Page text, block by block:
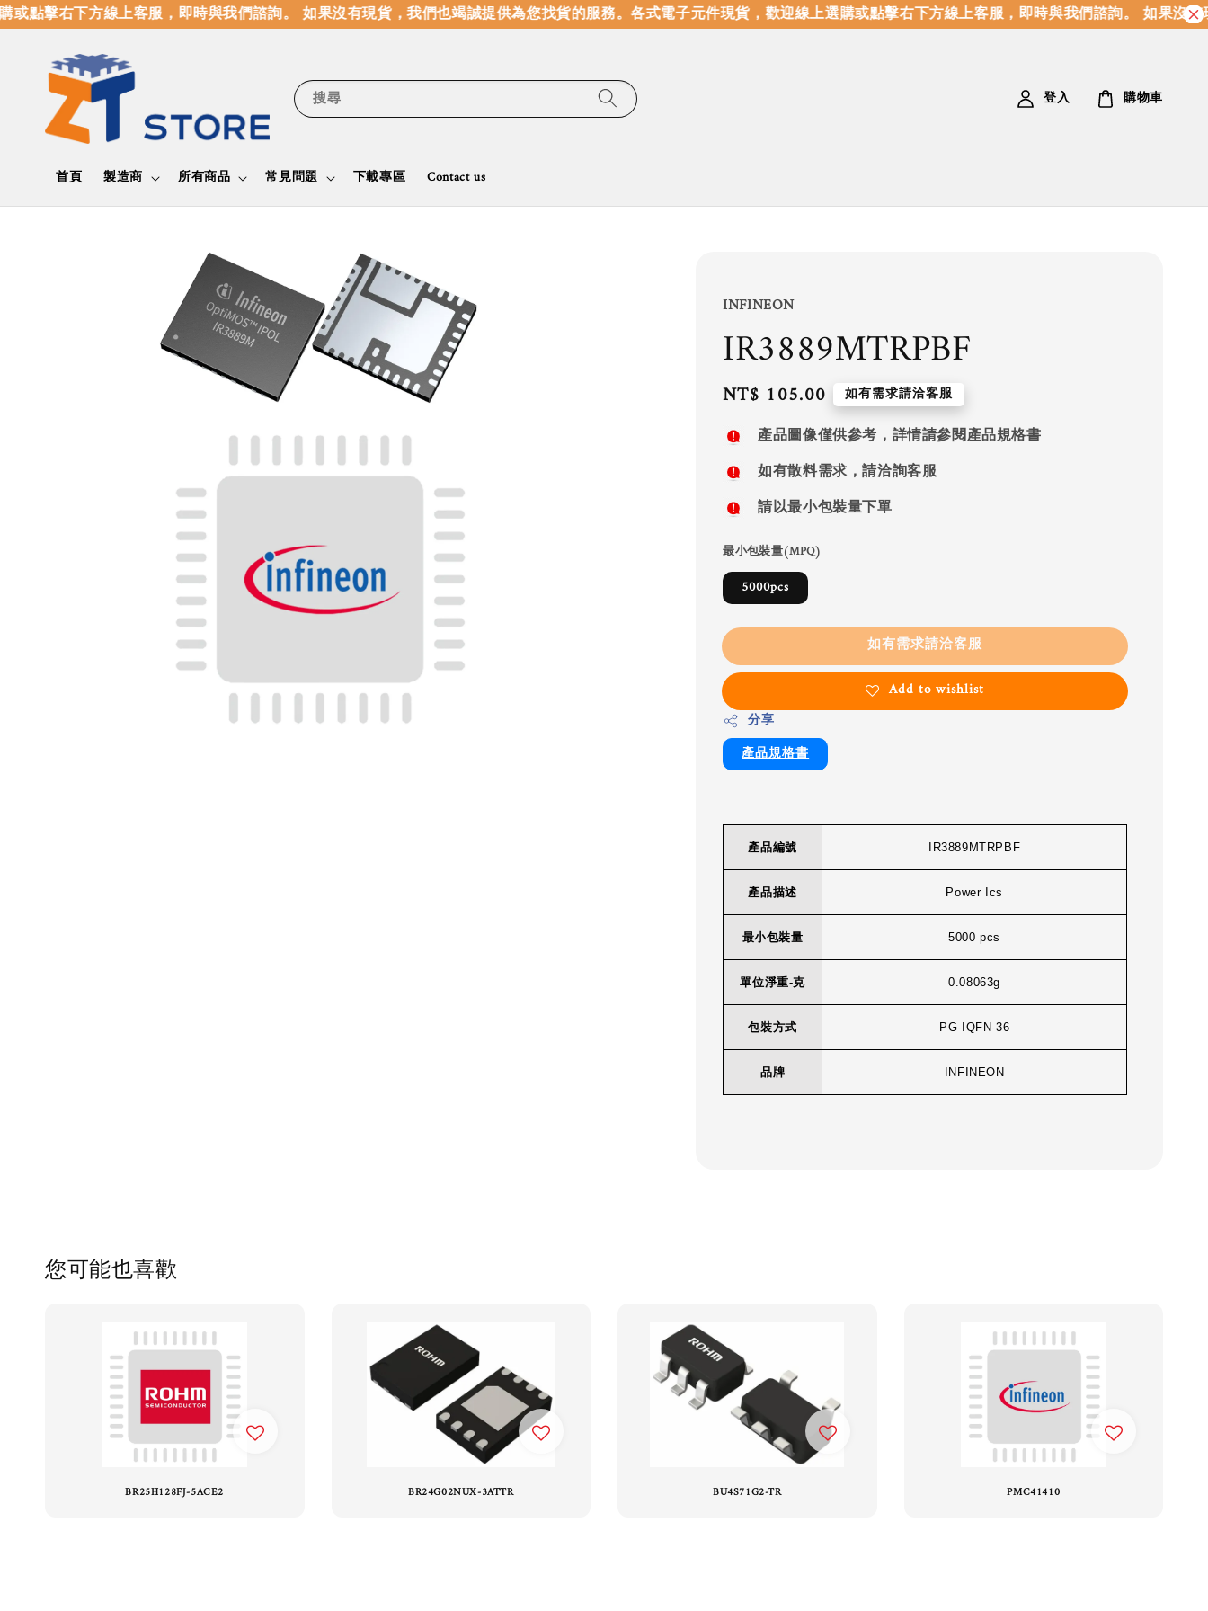
點擊右下方線上客服，即時與我們諮詢。 如果沒有現貨，我們也竭誠提供為您找貨的服務。各式電子元件現貨，歡迎線上選購或點擊右下方線上客服，即時與我們諮詢。 如果沒有
搜尋
首頁 製造商 所有商品 常見問題 下載專區 Contact us
登入 購物車
INFINEON
IR3889MTRPBF
Regular
price
NT$ 105.00 如有需求請洽客服
產品圖像僅供參考，詳情請參閱產品規格書
如有散料需求，請洽詢客服
請以最小包裝量下單
最小包裝量(MPQ)
5000pcs
如有需求請洽客服
Add to wishlist
分享
產品規格書
產品編號 IR3889MTRPBF
產品描述 Power Ics
最小包裝量 5000 pcs
單位淨重-克 0.08063g
包裝方式 PG-IQFN-36
品牌 INFINEON
您可能也喜歡
BR25H128FJ-5ACE2 BR24G02NUX-3ATTR BU4S71G2-TR PMC41410